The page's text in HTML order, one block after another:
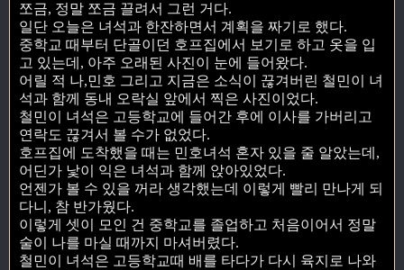
쪼금, 정말 쪼금 끌려서 그런 거다.
일단 오늘은 녀석과 한잔하면서 계획을 짜기로 했다.
중학교 때부터 단골이던 호프집에서 보기로 하고 옷을 입
고 있는데, 아주 오래된 사진이 눈에 들어왔다.
어릴 적 나,민호 그리고 지금은 소식이 끊겨버린 철민이 녀
석과 함께 동내 오락실 앞에서 찍은 사진이었다.
철민이 녀석은 고등학교에 들어간 후에 이사를 가버리고
연락도 끊겨서 볼 수가 없었다.
호프집에 도착했을 때는 민호녀석 혼자 있을 줄 알았는데,
어딘가 낯이 익은 녀석과 함께 앉아있었다.
언젠가 볼 수 있을 꺼라 생각했는데 이렇게 빨리 만나게 되
다니, 참 반가웠다.
이렇게 셋이 모인 건 중학교를 졸업하고 처음이어서 정말
술이 나를 마실 때까지 마셔버렸다.
철민이 녀석은 고등학교때 배를 타다가 다시 육지로 나와